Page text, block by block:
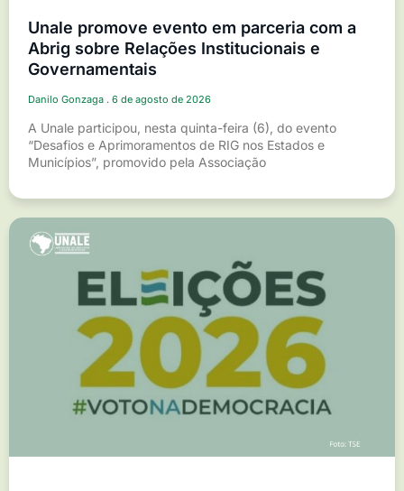
Unale promove evento em parceria com a
Abrig sobre Relações Institucionais e
Governamentais
Danilo Gonzaga 6 de agosto de 2026
A Unale participou, nesta quinta-feira (6), do evento
“Desafios e Aprimoramentos de RIG nos Estados e
Municípios”, promovido pela Associação